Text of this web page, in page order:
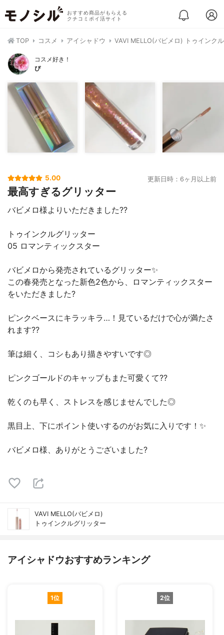
おすすめ商品がもらえる
クチコミポイ活サイト
TOP コスメ アイシャドウ VAVI MELLO(バビメロ) トゥインク
コスメ好き！
ぴ
5.00 更新日時：6ヶ月以上前
最高すぎるグリッター
バビメロ様よりいただきました??
トゥインクルグリッター
05 ロマンティックスター
バビメロから発売されているグリッター✨
この春発売となった新色2色から、ロマンティックスター
をいただきました?
ピンクベースにキラッキラ…！見ているだけで心が満たさ
れます??
筆は細く、コシもあり描きやすいです◎
ピンクゴールドのキャップもまた可愛くて??
乾くのも早く、ストレスを感じませんでした◎
黒目上、下にポイント使いするのがお気に入りです！✨
バビメロ様、ありがとうございました?
VAVI MELLO(バビメロ)
トゥインクルグリッター
アイシャドウおすすめランキング
1位 2位